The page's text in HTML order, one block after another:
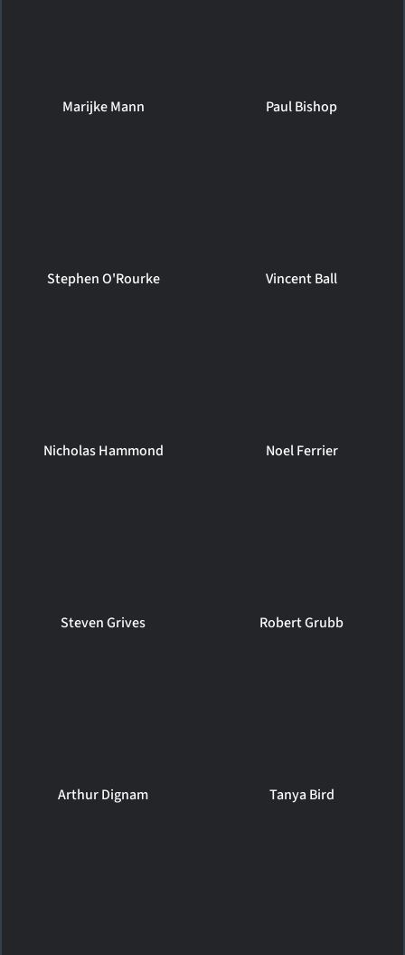
Marijke Mann Paul Bishop
Stephen O'Rourke Vincent Ball
Nicholas Hammond Noel Ferrier
Steven Grives Robert Grubb
Arthur Dignam Tanya Bird